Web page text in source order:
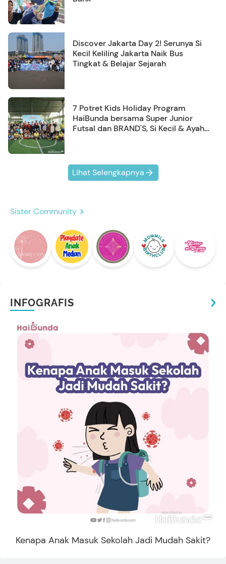
Discover Jakarta Day 2! Serunya Si
Kecil Keliling Jakarta Naik Bus
Tingkat & Belajar Sejarah
7 Potret Kids Holiday Program
HaiBunda bersama Super Junior
Futsal dan BRAND'S, Si Kecil & Ayah
Lihat Selengkapnya
Sister Community
INFOGRAFIS
Kenapa Anak Masuk Sekolah Jadi Mudah Sakit?